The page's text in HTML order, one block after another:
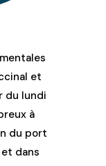
et
du lundi
à
du port
dans